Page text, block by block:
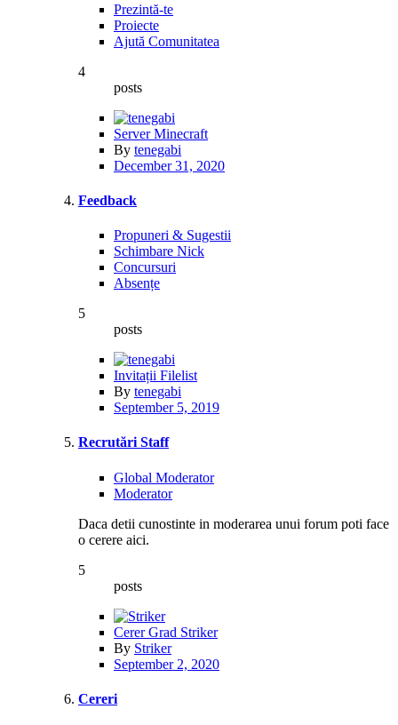
Prezintă-te
Proiecte
Ajută Comunitatea
4
posts
Server Minecraft
By tenegabi
December 31, 2020
Feedback
Propuneri & Sugestii
Schimbare Nick
Concursuri
Absențe
5
posts
Invitații Filelist
By tenegabi
September 5, 2019
Recrutări Staff
Global Moderator
Moderator
Daca detii cunostinte in moderarea unui forum poti face
o cerere aici.
5
posts
Cerer Grad Striker
By Striker
September 2, 2020
Cereri